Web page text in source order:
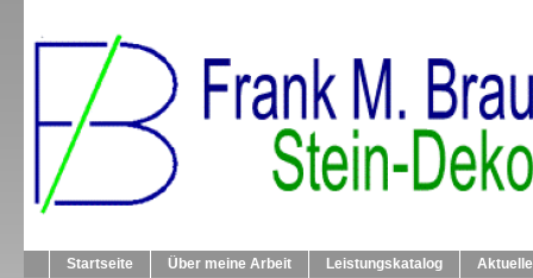
Startseite Über meine Arbeit Leistungskatalog